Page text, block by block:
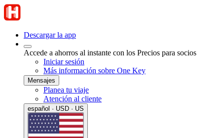
Descargar la app
Accede a ahorros al instante con los Precios para socios
Iniciar sesión
Más información sobre One Key
Mensajes
Planea tu viaje
Atención al cliente
español · USD · US